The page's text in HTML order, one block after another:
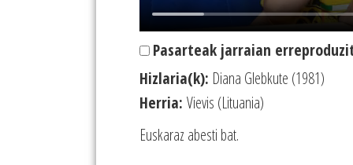
Pasarteak jarraian
Hizlaria(k): Diana Glebkute (1981)
Herria: Vievis (Lituania)
Euskaraz abesti bat.